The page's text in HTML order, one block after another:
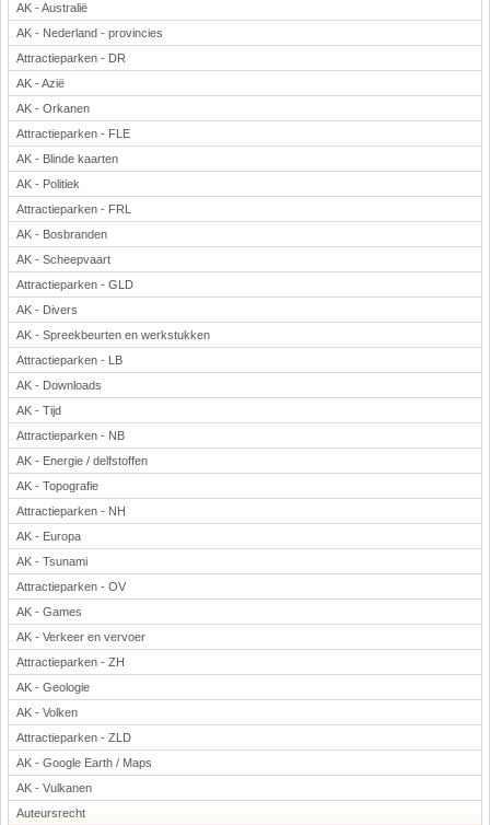
AK - Australië
AK - Nederland - provincies
Attractieparken - DR
AK - Azië
AK - Orkanen
Attractieparken - FLE
AK - Blinde kaarten
AK - Politiek
Attractieparken - FRL
AK - Bosbranden
AK - Scheepvaart
Attractieparken - GLD
AK - Divers
AK - Spreekbeurten en werkstukken
Attractieparken - LB
AK - Downloads
AK - Tijd
Attractieparken - NB
AK - Energie / delfstoffen
AK - Topografie
Attractieparken - NH
AK - Europa
AK - Tsunami
Attractieparken - OV
AK - Games
AK - Verkeer en vervoer
Attractieparken - ZH
AK - Geologie
AK - Volken
Attractieparken - ZLD
AK - Google Earth / Maps
AK - Vulkanen
Auteursrecht